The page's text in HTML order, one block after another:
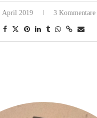
April 2019 3 Kommentare